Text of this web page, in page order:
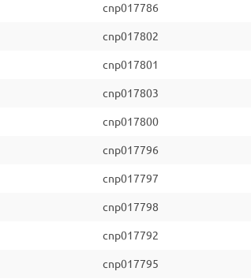
cnp017786
cnp017802
cnp017801
cnp017803
cnp017800
cnp017796
cnp017797
cnp017798
cnp017792
cnp017795